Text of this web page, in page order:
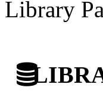
Library